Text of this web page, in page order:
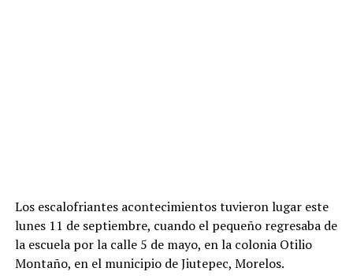
Los escalofriantes acontecimientos tuvieron lugar este
lunes 11 de septiembre, cuando el pequeño regresaba de
la escuela por la calle 5 de mayo, en la colonia Otilio
Montaño, en el municipio de Jiutepec, Morelos.